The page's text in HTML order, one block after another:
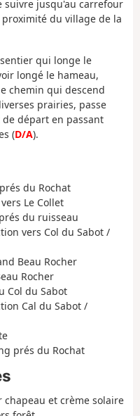
suivre jusqu'au carrefour
du village de la
qui longe le
longé le hameau,
chemin qui descend
prairies, passe
départ en passant
(D/A).
du Rochat
Le Collet
du ruisseau
vers Col du Sabot /
Beau Rocher
Rocher
Col du Sabot
Cal du Sabot /
prés du Rochat
et crème solaire